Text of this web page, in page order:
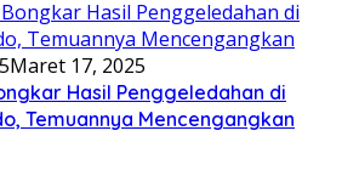
Maret 17, 2025
Hasil Penggeledahan di
Temuannya Mencengangkan